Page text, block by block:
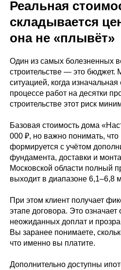
Реальная
складывается
она не «плывёт»
Один из самых болезненных
строительстве — это бюджет.
ситуацией, когда
процессе работ на десятки
строительстве этот риск
Базовая стоимость дома
000 ₽, но важно понимать, что
формируется с учётом
фундамента, доставки и
Московской области полный
выходит в диапазоне 6,1–6,8
При этом клиент получает
этапе договора. Это означает
неожиданных доплат и
Вы заранее понимаете,
что именно вы платите.
Дополнительно доступны